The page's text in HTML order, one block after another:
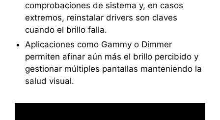
comprobaciones de sistema y, en casos
extremos, reinstalar drivers son claves
cuando el brillo falla.
Aplicaciones como Gammy o Dimmer
permiten afinar aún más el brillo percibido y
gestionar múltiples pantallas manteniendo la
salud visual.